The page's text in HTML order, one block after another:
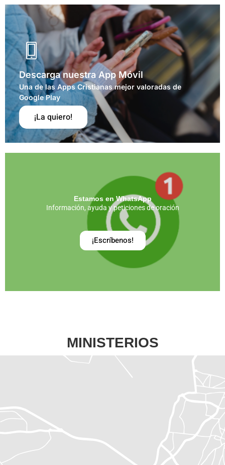
Descarga nuestra App Móvil
Una de las Apps Cristianas mejor valoradas de
Google Play
¡La quiero!
Estamos en WhatsApp
Información, ayuda y peticiones de oración
¡Escríbenos!
MINISTERIOS